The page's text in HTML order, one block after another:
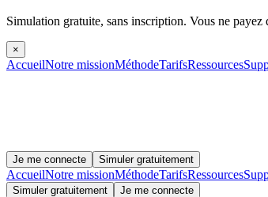
Simulation gratuite, sans inscription. Vous ne
×
AccueilNotre missionMéthodeTarifsRessources
Je me connecte Simuler gratuitement
AccueilNotre missionMéthodeTarifsRessources
Simuler gratuitement Je me connecte